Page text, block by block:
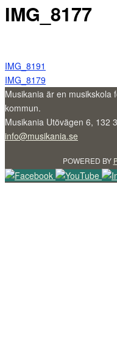
IMG_8177
IMG_8191
IMG_8179
Musikania är en musikskola
kommun.
Musikania Utövägen 6, 132
info@musikania.se
POWERED BY